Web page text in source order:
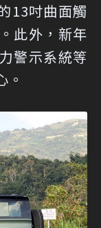
13吋曲面觸
此外，新年
警示系統等
。